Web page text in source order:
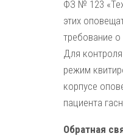
ФЗ № 123
этих
требование
Для
режим
корпусе
пациента
Обратная